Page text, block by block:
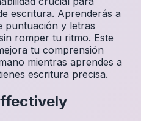
escritura. Aprenderás a
puntuación y letras
romper tu ritmo. Este
tu comprensión
mientras aprendes a
escritura precisa.